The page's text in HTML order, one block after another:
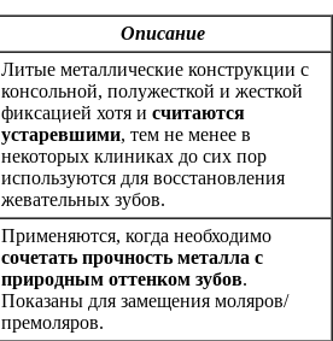
Описание
Литые металлические конструкции с
консольной, полужесткой и жесткой
фиксацией хотя и считаются
устаревшими, тем не менее в
некоторых клиниках до сих пор
используются для восстановления
жевательных зубов.
Применяются, когда необходимо
сочетать прочность металла с
природным оттенком зубов.
Показаны для замещения моляров/
премоляров.